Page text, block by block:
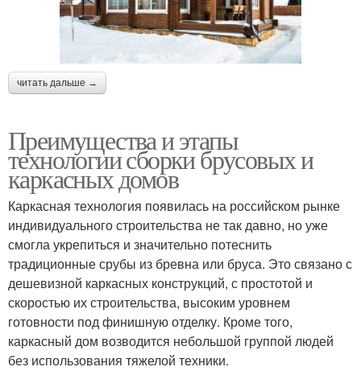
читать дальше →
Преимущества и этапы
технологии сборки брусовых и
каркасных домов
Каркасная технология появилась на российском рынке
индивидуального строительства не так давно, но уже
смогла укрепиться и значительно потеснить
традиционные срубы из бревна или бруса. Это связано с
дешевизной каркасных конструкций, с простотой и
скоростью их строительства, высоким уровнем
готовности под финишную отделку. Кроме того,
каркасный дом возводится небольшой группой людей
без использования тяжелой техники.